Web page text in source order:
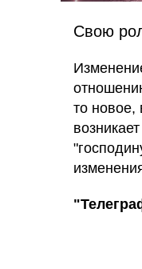
Свою
то новое,